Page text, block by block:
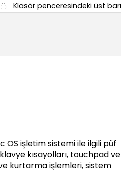
Klasör penceresindeki üst barı
özelleştirmek
İfadeler kullanımı
01:30
OS işletim sistemi ile ilgili püf
kısayolları, touchpad ve
kurtarma işlemleri, sistem